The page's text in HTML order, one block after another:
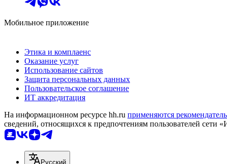
Мобильное приложение
Этика и комплаенс
Оказание услуг
Использование сайтов
Защита персональных данных
Пользовательское соглашение
ИТ аккредитация
На информационном ресурсе hh.ru применяются
сведений, относящихся к предпочтениям пользователей
Русский